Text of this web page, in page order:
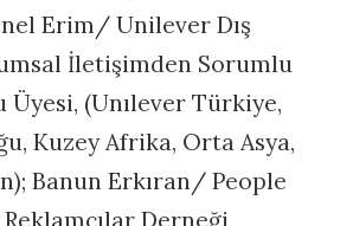
Erim/ Unilever Dış
İletişimden Sorumlu
(Unılever Türkiye,
Kuzey Afrika, Orta Asya,
Banun Erkıran/ People